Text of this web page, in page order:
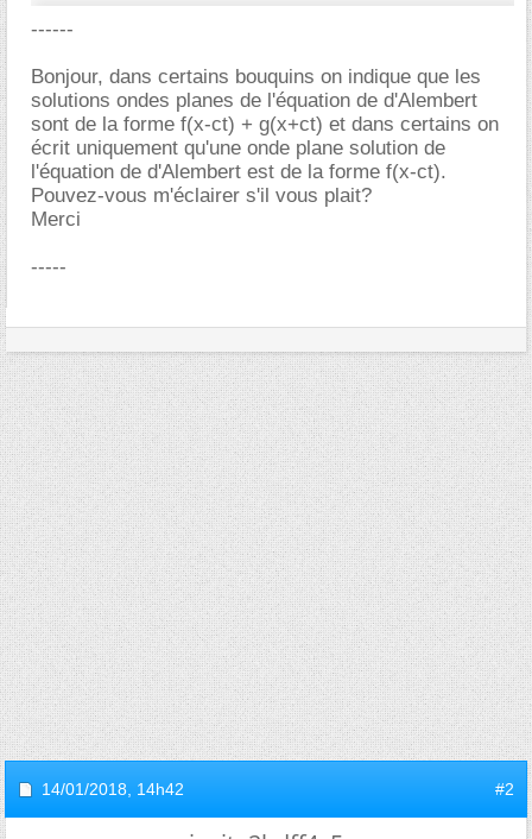
------
Bonjour, dans certains bouquins on indique que les
solutions ondes planes de l'équation de d'Alembert
sont de la forme f(x-ct) + g(x+ct) et dans certains on
écrit uniquement qu'une onde plane solution de
l'équation de d'Alembert est de la forme f(x-ct).
Pouvez-vous m'éclairer s'il vous plait?
Merci
-----
14/01/2018, 14h42 #2